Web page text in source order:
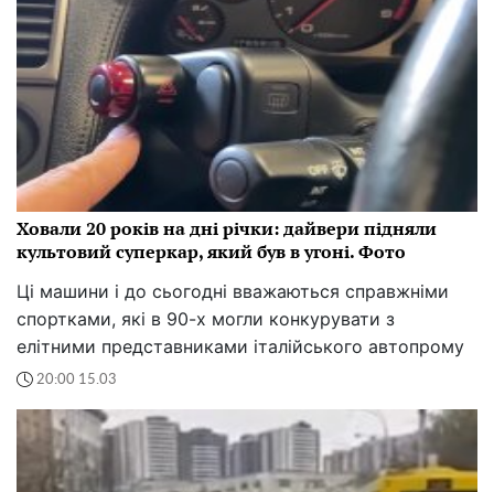
Ховали 20 років на дні річки: дайвери підняли
культовий суперкар, який був в угоні. Фото
Ці машини і до сьогодні вважаються справжніми
спортками, які в 90-х могли конкурувати з
елітними представниками італійського автопрому
20:00 15.03